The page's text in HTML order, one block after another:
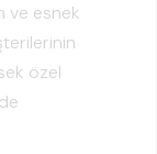
ve esnek
özel